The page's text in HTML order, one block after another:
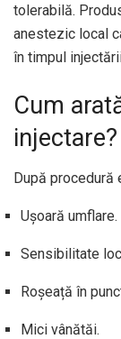
tolerabilă.
anestezic local
în timpul
Cum
injectare?
După procedură
Ușoară umflare.
Sensibilitate
Roșeață în
Mici vânătăi.